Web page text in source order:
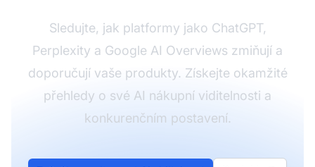
Sledujte, jak platformy jako ChatGPT,
Perplexity a Google AI Overviews zmiňují a
doporučují vaše produkty. Získejte okamžité
přehledy o své AI nákupní viditelnosti a
konkurenčním postavení.